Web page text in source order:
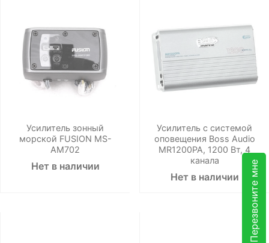
Перезвоните мне
Усилитель зонный
морской FUSION MS-
AM702
Нет в наличии
Усилитель с системой
оповещения Boss Audio
MR1200PA, 1200 Вт, 4
канала
Нет в наличии